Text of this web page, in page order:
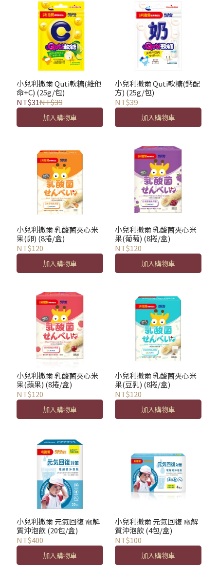
小兒利撒爾 Quti軟糖(維他
命+C) (25g/包)
NT$31NT$39
加入購物車
小兒利撒爾 Quti軟糖(鈣配
方) (25g/包)
NT$39
加入購物車
小兒利撒爾 乳酸菌夾心米
果(卵) (8捲/盒)
NT$120
加入購物車
小兒利撒爾 乳酸菌夾心米
果(葡萄) (8捲/盒)
NT$120
加入購物車
小兒利撒爾 乳酸菌夾心米
果(蘋果) (8捲/盒)
NT$120
加入購物車
小兒利撒爾 乳酸菌夾心米
果(豆乳) (8捲/盒)
NT$120
加入購物車
小兒利撒爾 元氣回復 電解
質沖泡飲 (20包/盒)
NT$400
加入購物車
小兒利撒爾 元氣回復 電解
質沖泡飲 (4包/盒)
NT$100
加入購物車